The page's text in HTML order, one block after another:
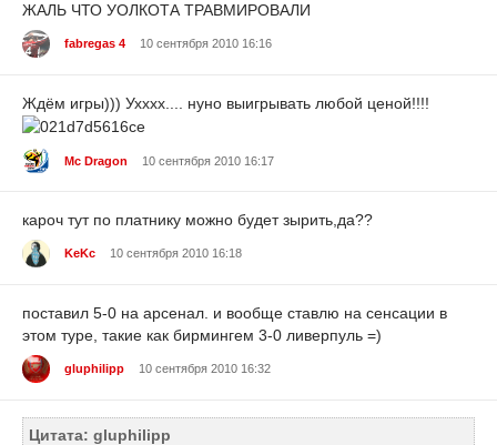
ЖАЛЬ ЧТО УОЛКОТА ТРАВМИРОВАЛИ
fabregas 4 10 сентября 2010 16:16
Ждём игры))) Ухххх.... нуно выигрывать любой ценой!!!!
Mc Dragon 10 сентября 2010 16:17
кароч тут по платнику можно будет зырить,да??
KeKc 10 сентября 2010 16:18
поставил 5-0 на арсенал. и вообще ставлю на сенсации в
этом туре, такие как бирмингем 3-0 ливерпуль =)
gluphilipp 10 сентября 2010 16:32
Цитата: gluphilipp